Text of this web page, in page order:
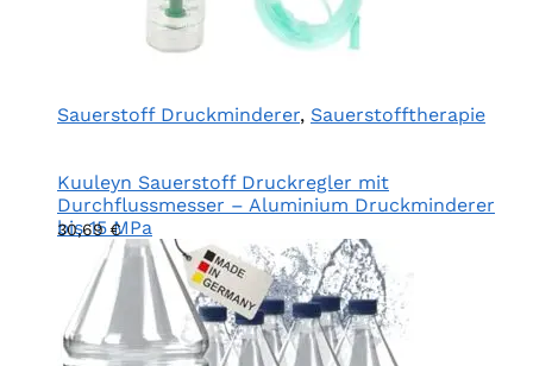
Sauerstoff Druckminderer, Sauerstofftherapie
Kuuleyn Sauerstoff Druckregler mit
Durchflussmesser – Aluminium Druckminderer
bis 15 MPa
30,69€